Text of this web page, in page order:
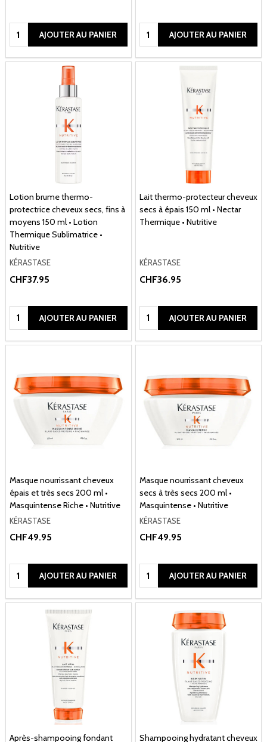
Quantité:AJOUTER AU PANIER Quantité:AJOUTER AU PANIER
Lotion brume thermo-
protectrice cheveux secs, fins à
moyens 150 ml • Lotion
Thermique Sublimatrice •
Nutritive
KÉRASTASE
CHF37.95
Quantité:AJOUTER AU PANIER
Lait thermo-protecteur cheveux
secs à épais 150 ml • Nectar
Thermique • Nutritive
KÉRASTASE
CHF36.95
Quantité:AJOUTER AU PANIER
Masque nourrissant cheveux
épais et très secs 200 ml •
Masquintense Riche • Nutritive
KÉRASTASE
CHF49.95
Quantité:AJOUTER AU PANIER
Masque nourrissant cheveux
secs à très secs 200 ml •
Masquintense • Nutritive
KÉRASTASE
CHF49.95
Quantité:AJOUTER AU PANIER
Après-shampooing fondant
Shampooing hydratant cheveux